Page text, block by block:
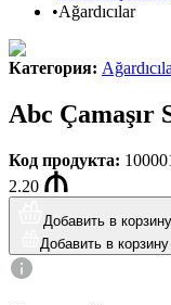
•Ağardıcılar
Категория:
Abc Çamaşır
Код продукта:
2.20
Добавить в корзину
Добавить в корзину